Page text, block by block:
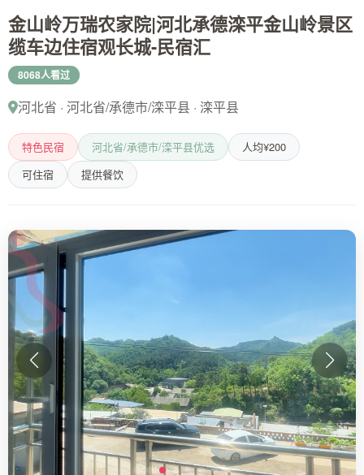
金山岭万瑞农家院|河北承德滦平金山岭景区
缆车边住宿观长城-民宿汇
8068人看过
河北省 · 河北省/承德市/滦平县 · 滦平县
特色民宿 河北省/承德市/滦平县优选
人均¥200
可住宿
提供餐饮